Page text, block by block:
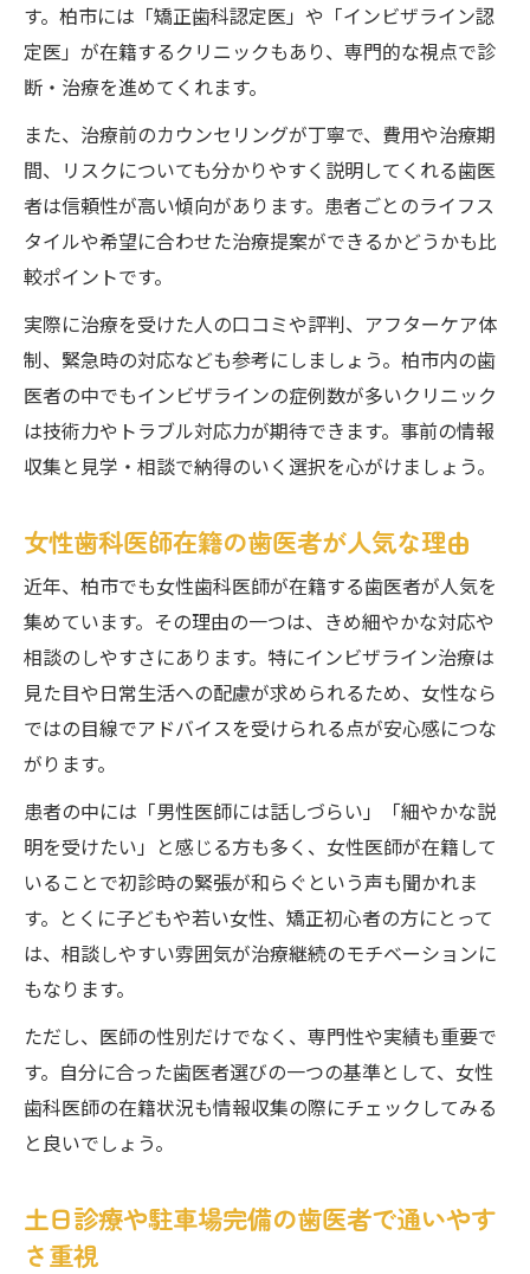
す。柏市には「矯正歯科認定医」や「インビザライン認
定医」が在籍するクリニックもあり、専門的な視点で診
断・治療を進めてくれます。
また、治療前のカウンセリングが丁寧で、費用や治療期
間、リスクについても分かりやすく説明してくれる歯医
者は信頼性が高い傾向があります。患者ごとのライフス
タイルや希望に合わせた治療提案ができるかどうかも比
較ポイントです。
実際に治療を受けた人の口コミや評判、アフターケア体
制、緊急時の対応なども参考にしましょう。柏市内の歯
医者の中でもインビザラインの症例数が多いクリニック
は技術力やトラブル対応力が期待できます。事前の情報
収集と見学・相談で納得のいく選択を心がけましょう。
女性歯科医師在籍の歯医者が人気な理由
近年、柏市でも女性歯科医師が在籍する歯医者が人気を
集めています。その理由の一つは、きめ細やかな対応や
相談のしやすさにあります。特にインビザライン治療は
見た目や日常生活への配慮が求められるため、女性なら
ではの目線でアドバイスを受けられる点が安心感につな
がります。
患者の中には「男性医師には話しづらい」「細やかな説
明を受けたい」と感じる方も多く、女性医師が在籍して
いることで初診時の緊張が和らぐという声も聞かれま
す。とくに子どもや若い女性、矯正初心者の方にとって
は、相談しやすい雰囲気が治療継続のモチベーションに
もなります。
ただし、医師の性別だけでなく、専門性や実績も重要で
す。自分に合った歯医者選びの一つの基準として、女性
歯科医師の在籍状況も情報収集の際にチェックしてみる
と良いでしょう。
土日診療や駐車場完備の歯医者で通いやす
さ重視